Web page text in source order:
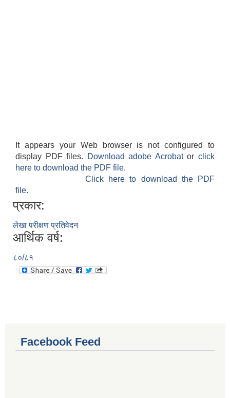
It appears your Web browser is not configured to
display PDF files.
Download adobe Acrobatorclick
here to download the PDF file.
Click here to download the PDF
file.
प्रकार:
लेखा परीक्षण प्रतिवेदन
आर्थिक वर्ष:
८०/८१
Facebook Feed